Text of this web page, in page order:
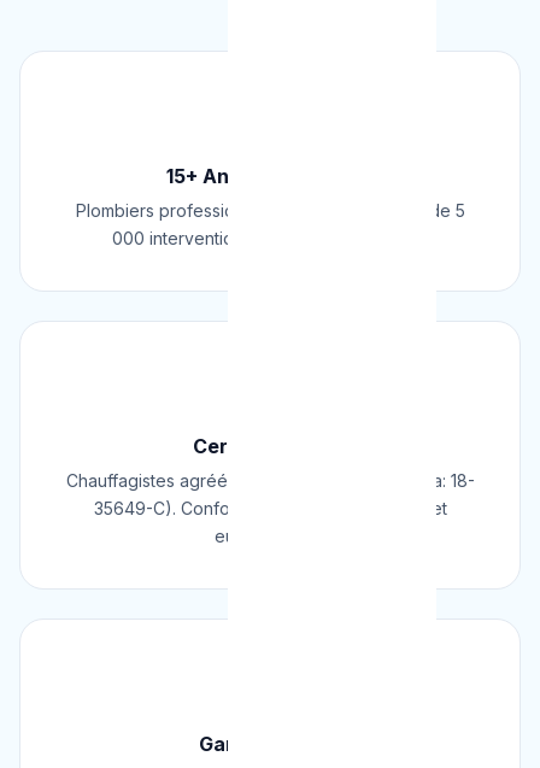
15+ Ans d'Expérience
Plombiers professionnels depuis 2009. Plus de 5
000 interventions réussies en Belgique.
Certifié & Agréé
Chauffagistes agréés Cerga/Cedicol (N° Cerga: 18-
35649-C). Conformes aux normes belges et
européennes.
Garantie 2 Ans